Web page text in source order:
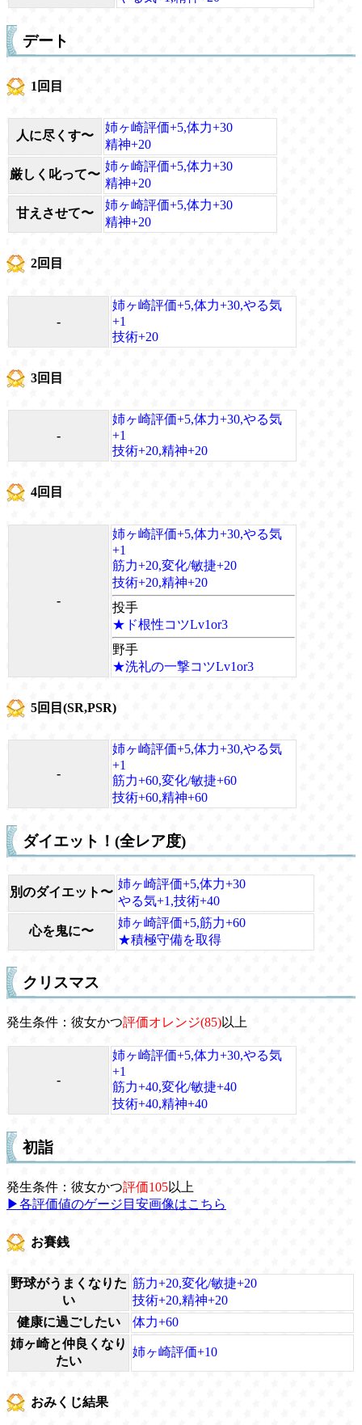
デート
1回目
人に尽くす〜
姉ヶ崎評価+5,体力+30
精神+20
厳しく叱って〜
姉ヶ崎評価+5,体力+30
精神+20
甘えさせて〜
姉ヶ崎評価+5,体力+30
精神+20
2回目
-
姉ヶ崎評価+5,体力+30,やる気
+1
技術+20
3回目
-
姉ヶ崎評価+5,体力+30,やる気
+1
技術+20,精神+20
4回目
-
姉ヶ崎評価+5,体力+30,やる気
+1
筋力+20,変化/敏捷+20
技術+20,精神+20
投手
★ド根性コツLv1or3
野手
★洗礼の一撃コツLv1or3
5回目(SR,PSR)
-
姉ヶ崎評価+5,体力+30,やる気
+1
筋力+60,変化/敏捷+60
技術+60,精神+60
ダイエット！(全レア度)
別のダイエット〜
姉ヶ崎評価+5,体力+30
やる気+1,技術+40
心を鬼に〜
姉ヶ崎評価+5,筋力+60
★積極守備を取得
クリスマス
発生条件：彼女かつ評価オレンジ(85)以上
-
姉ヶ崎評価+5,体力+30,やる気
+1
筋力+40,変化/敏捷+40
技術+40,精神+40
初詣
発生条件：彼女かつ評価105以上
▶各評価値のゲージ目安画像はこちら
お賽銭
野球がうまくなりた
い
筋力+20,変化/敏捷+20
技術+20,精神+20
健康に過ごしたい
体力+60
姉ヶ崎と仲良くなり
たい
姉ヶ崎評価+10
おみくじ結果